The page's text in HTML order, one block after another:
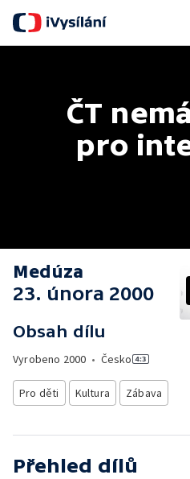
ČT
pro
Medúza
23. února 2000
Obsah dílu
Vyrobeno 2000 • Česko
Pro děti Kultura Zábava
Přehled dílů